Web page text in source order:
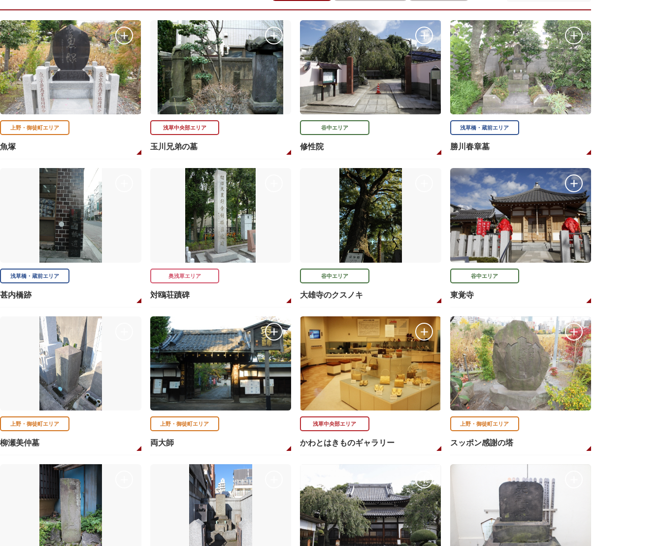
上野・御徒町エリア
魚塚
浅草中央部エリア
玉川兄弟の墓
谷中エリア
修性院
浅草橋・蔵前エリア
勝川春章墓
浅草橋・蔵前エリア
甚内橋跡
奥浅草エリア
対鴎荘蹟碑
谷中エリア
大雄寺のクスノキ
谷中エリア
東覚寺
上野・御徒町エリア
柳瀬美仲墓
上野・御徒町エリア
両大師
浅草中央部エリア
かわとはきものギャラリー
上野・御徒町エリア
スッポン感謝の塔